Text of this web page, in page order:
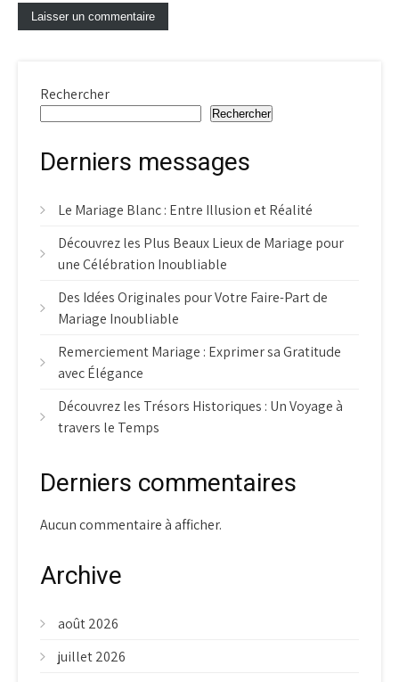
Rechercher
Rechercher
Derniers messages
Le Mariage Blanc : Entre Illusion et Réalité
Découvrez les Plus Beaux Lieux de Mariage pour
une Célébration Inoubliable
Des Idées Originales pour Votre Faire-Part de
Mariage Inoubliable
Remerciement Mariage : Exprimer sa Gratitude
avec Élégance
Découvrez les Trésors Historiques : Un Voyage à
travers le Temps
Derniers commentaires
Aucun commentaire à afficher.
Archive
août 2026
juillet 2026